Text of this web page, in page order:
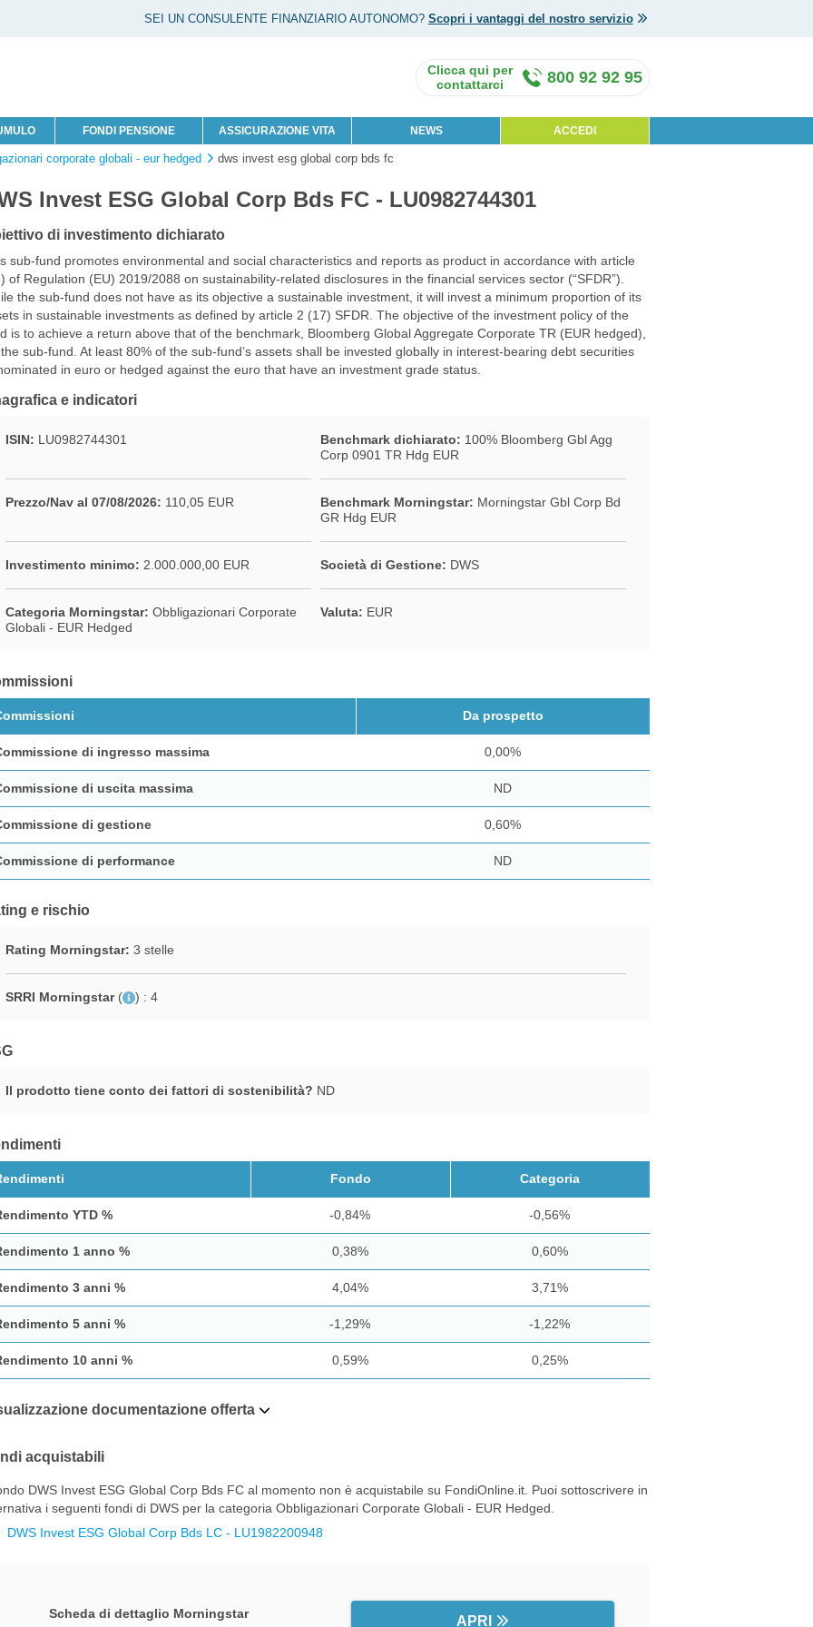
SEI UN CONSULENTE FINANZIARIO AUTONOMO? Scopri i vantaggi del nostro servizio
FONDI PENSIONE ASSICURAZIONE VITA NEWS ACCEDI
800 92 92 95
corporate globali - eur hedged dws invest esg global corp bds fc
Invest ESG Global Corp Bds FC - LU0982744301
di investimento dichiarato
sub-fund promotes environmental and social characteristics and reports as product in accordance with article
of Regulation (EU) 2019/2088 on sustainability-related disclosures in the financial services sector (“SFDR”).
the sub-fund does not have as its objective a sustainable investment, it will invest a minimum proportion of its
in sustainable investments as defined by article 2 (17) SFDR. The objective of the investment policy of the
is to achieve a return above that of the benchmark, Bloomberg Global Aggregate Corporate TR (EUR hedged),
sub-fund. At least 80% of the sub-fund’s assets shall be invested globally in interest-bearing debt securities
in euro or hedged against the euro that have an investment grade status.
e indicatori
ISIN: LU0982744301 Benchmark dichiarato: 100% Bloomberg Gbl Agg
Corp 0901 TR Hdg EUR
Prezzo/Nav al 07/08/2026: 110,05 EUR Benchmark Morningstar: Morningstar Gbl Corp Bd
GR Hdg EUR
Investimento minimo: 2.000.000,00 EUR Società di Gestione: DWS
Categoria Morningstar: Obbligazionari Corporate
Globali - EUR Hedged
Valuta: EUR
Da prospetto
di ingresso massima 0,00%
di uscita massima ND
di gestione 0,60%
di performance ND
e rischio
Rating Morningstar: 3 stelle
SRRI Morningstar ( ) : 4
Il prodotto tiene conto dei fattori di sostenibilità? ND
Fondo Categoria
YTD % -0,84% -0,56%
1 anno % 0,38% 0,60%
3 anni % 4,04% 3,71%
5 anni % -1,29% -1,22%
10 anni % 0,59% 0,25%
documentazione offerta
acquistabili
DWS Invest ESG Global Corp Bds FC al momento non è acquistabile su FondiOnline.it. Puoi sottoscrivere in
i seguenti fondi di DWS per la categoria Obbligazionari Corporate Globali - EUR Hedged.
DWS Invest ESG Global Corp Bds LC - LU1982200948
Scheda di dettaglio Morningstar APRI